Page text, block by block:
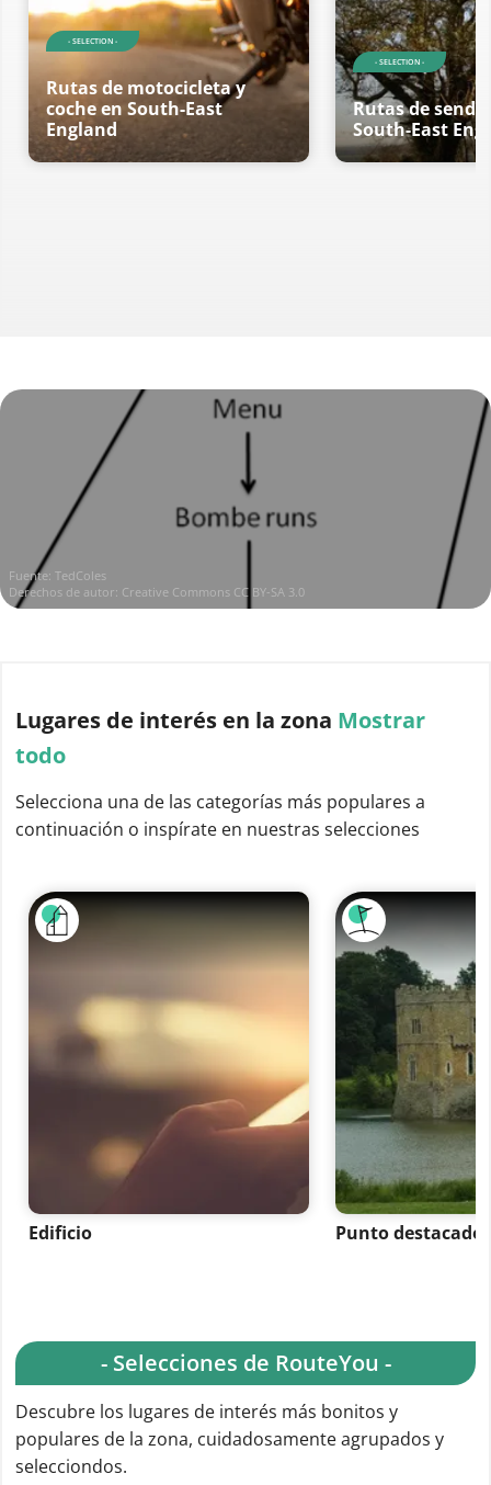
- SELECTION -
Rutas de motocicleta y
coche en South-East
England
- SELECTION -
Rutas de
South-East
Fuente: TedColes
Derechos de autor: Creative Commons CC BY-SA 3.0
Lugares de interés en la zona Mostrar
todo
Selecciona una de las categorías más populares a
continuación o inspírate en nuestras selecciones
Edificio Punto destacado
- Selecciones de RouteYou -
Descubre los lugares de interés más bonitos y
populares de la zona, cuidadosamente agrupados y
selecciondos.